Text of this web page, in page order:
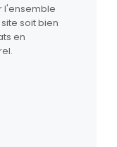
l'ensemble
soit bien
en